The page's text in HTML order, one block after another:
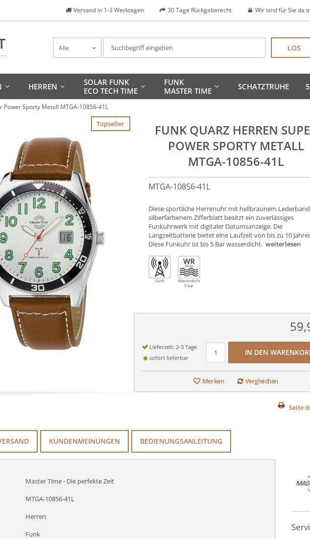
Versand in 1-3 Werktagen 30 Tage Rückgaberecht Wir sind für Sie da
Alle LOS
HERREN
SOLAR FUNK
ECO TECH TIME
FUNK
MASTER TIME
SCHATZTRUHE
Power Sporty Metall MTGA-10856-41L
Topseller
FUNK QUARZ HERREN
POWER SPORTY METALL
MTGA-10856-41L
MTGA-10856-41L
Diese sportliche Herrenuhr mit hellbraunem
silberfarbenem Zifferblatt besitzt ein zuverlässiges
Funkuhrwerk mit digitaler Datumsanzeige. Die
Langzeitbatterie bietet eine Laufzeit von bis zu 10
Diese Funkuhr ist bis 5 Bar wasserdicht. weiterlesen
Funk
Wasserdicht
5 bar
Lieferzeit: 2-3 Tage
sofort lieferbar
IN DEN
Merken Vergleichen
Seite
KUNDENMEINUNGEN BEDIENUNGSANLEITUNG
Master Time - Die perfekte Zeit
MTGA-10856-41L
Herren
Funk